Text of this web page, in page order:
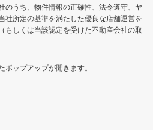
のうち、物件情報の正確性、法令遵守、ヤ
社所定の基準を満たした優良な店舗運営を
もしくは当該認定を受けた不動産会社の取
ップアップが開きます。